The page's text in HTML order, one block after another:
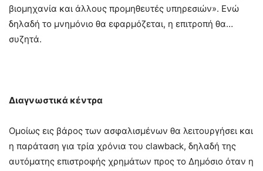
βιομηχανία και άλλους προμηθευτές υπηρεσιών». Ενώ
δηλαδή το μνημόνιο θα εφαρμόζεται, η επιτροπή θα…
συζητά.
Διαγνωστικά κέντρα
Ομοίως εις βάρος των ασφαλισμένων θα λειτουργήσει και
η παράταση για τρία χρόνια του clawback, δηλαδή της
αυτόματης επιστροφής χρημάτων προς το Δημόσιο όταν η